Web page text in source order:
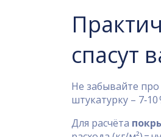
спасут
Не забывайте про
штукатурку –
Для расчёта